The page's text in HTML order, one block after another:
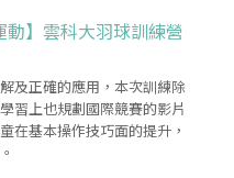
動】雲科大羽球訓練營
及正確的應用，本次訓練除
習上也規劃國際競賽的影片
在基本操作技巧面的提升，